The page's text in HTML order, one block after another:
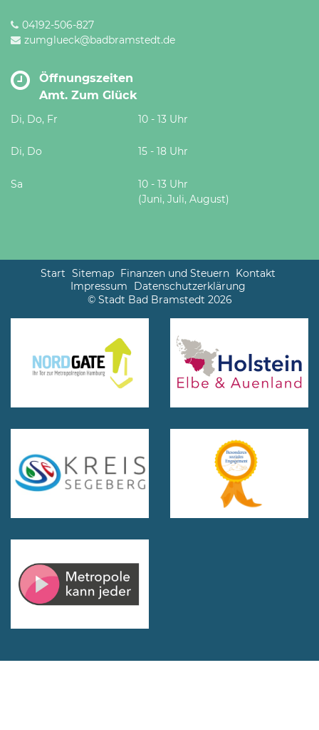
04192-506-827
zumglueck@badbramstedt.de
Öffnungszeiten
Amt. Zum Glück
Di, Do, Fr 10 - 13 Uhr
Di, Do 15 - 18 Uhr
Sa
10 - 13 Uhr
(Juni, Juli, August)
Start Sitemap Finanzen und Steuern Kontakt
Impressum
Datenschutzerklärung
© Stadt Bad Bramstedt 2026